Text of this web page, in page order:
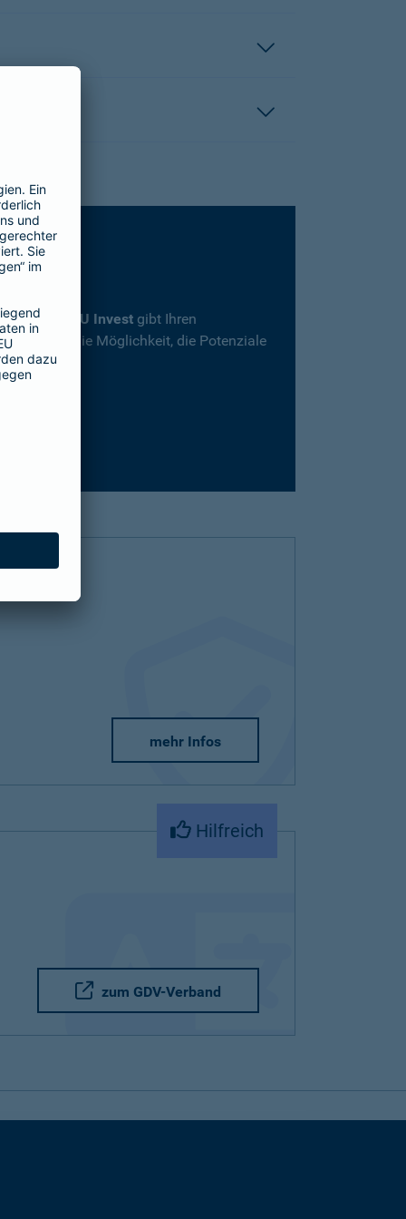
SBU Invest gibt Ihren
und die Möglichkeit, die Potenziale
mehr Infos
Hilfreich
zum GDV-Verband